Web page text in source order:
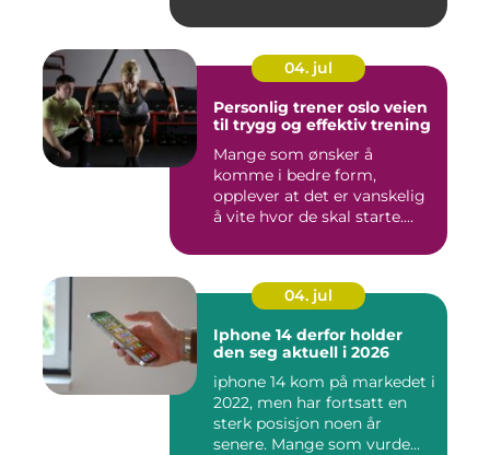
04. jul
Personlig trener oslo veien
til trygg og effektiv trening
Mange som ønsker å
komme i bedre form,
opplever at det er vanskelig
å vite hvor de skal starte.
04. jul
Iphone 14 derfor holder
den seg aktuell i 2026
iphone 14 kom på markedet i
2022, men har fortsatt en
sterk posisjon noen år
senere. Mange som vurde...